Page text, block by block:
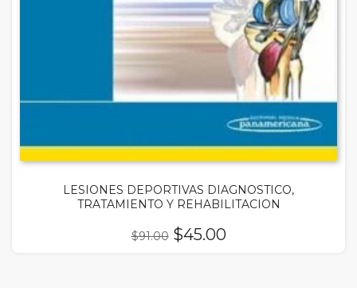
LESIONES DEPORTIVAS DIAGNOSTICO,
TRATAMIENTO Y REHABILITACION
$91.00 El
$45.00El